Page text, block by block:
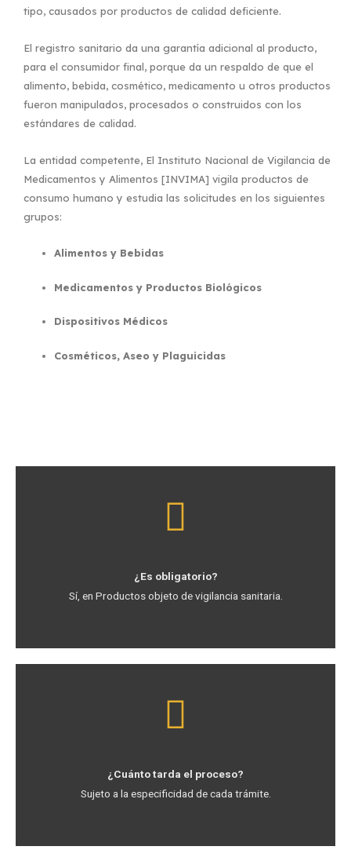
tipo, causados por productos de calidad deficiente.
El registro sanitario da una garantía adicional al producto,
para el consumidor final, porque da un respaldo de que el
alimento, bebida, cosmético, medicamento u otros productos
fueron manipulados, procesados o construidos con los
estándares de calidad.
La entidad competente, El Instituto Nacional de Vigilancia de
Medicamentos y Alimentos [INVIMA] vigila productos de
consumo humano y estudia las solicitudes en los siguientes
grupos:
Alimentos y Bebidas
Medicamentos y Productos Biológicos
Dispositivos Médicos
Cosméticos, Aseo y Plaguicidas
¿Es obligatorio?
Sí, en Productos objeto de vigilancia sanitaria.
¿Cuánto tarda el proceso?
Sujeto a la especificidad de cada trámite.